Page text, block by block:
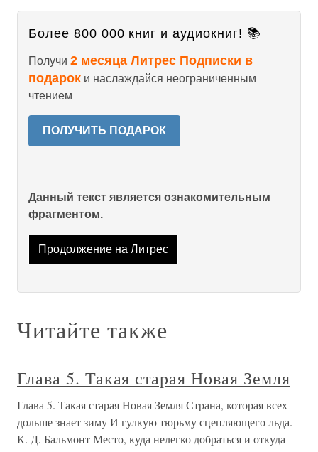
Более 800 000 книг и аудиокниг! 📚
Получи 2 месяца Литрес Подписки в
подарок и наслаждайся неограниченным
чтением
ПОЛУЧИТЬ ПОДАРОК
Данный текст является ознакомительным
фрагментом.
Продолжение на Литрес
Читайте также
Глава 5. Такая старая Новая Земля
Глава 5. Такая старая Новая Земля Страна, которая всех
дольше знает зиму И гулкую тюрьму сцепляющего льда.
К. Д. Бальмонт Место, куда нелегко добраться и откуда